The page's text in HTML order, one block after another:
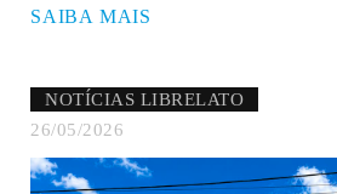
SAIBA MAIS
NOTÍCIAS LIBRELATO
26/05/2026